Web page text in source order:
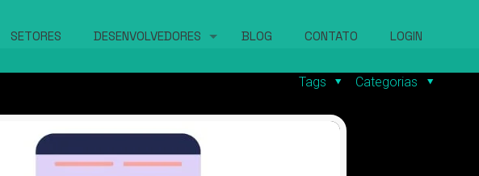
SETORES DESENVOLVEDORES BLOG CONTATO LOGIN
Categorias
Tags